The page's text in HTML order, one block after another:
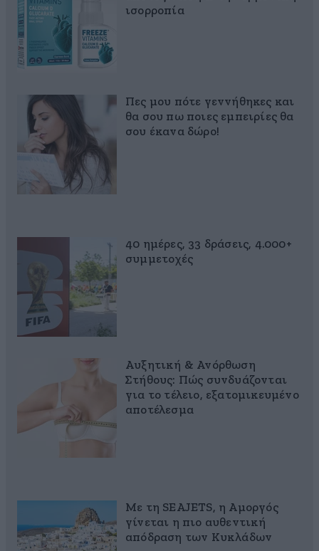
ισορροπία
Πες μου πότε γεννήθηκες και
θα σου πω ποιες εμπειρίες θα
σου έκανα δώρο!
40 ημέρες, 33 δράσεις, 4.000+
συμμετοχές
Αυξητική & Ανόρθωση
Στήθους: Πώς συνδυάζονται
για το τέλειο, εξατομικευμένο
αποτέλεσμα
Με τη SEAJETS, η Αμοργός
γίνεται η πιο αυθεντική
απόδραση των Κυκλάδων